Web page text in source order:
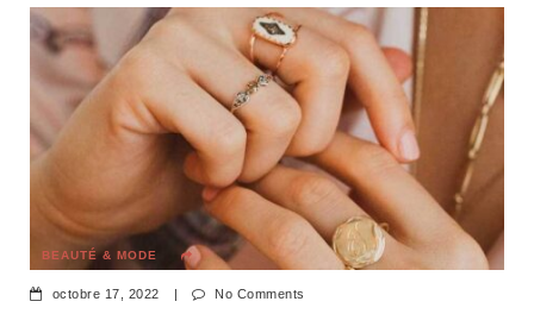
BEAUTÉ & MODE
octobre 17, 2022 | No Comments